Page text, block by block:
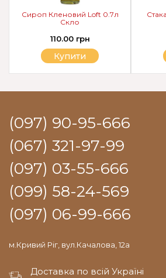
Сироп Кленовий Loft 0.7л
Скло
110.00 грн
Купити
(097) 90-95-666
(067) 321-97-99
(097) 03-55-666
(099) 58-24-569
(097) 06-99-666
м.Кривий Ріг, вул.Качалова, 12а
Доставка по всій Україні